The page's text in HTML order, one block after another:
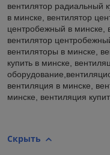
вентилятор радиальный
в минске, вентилятор
центробежный в минске,
вентилятор
вентиляторы в минске,
купить в минске,
вентиляция в минске,
минске, вентиляция
Скрыть